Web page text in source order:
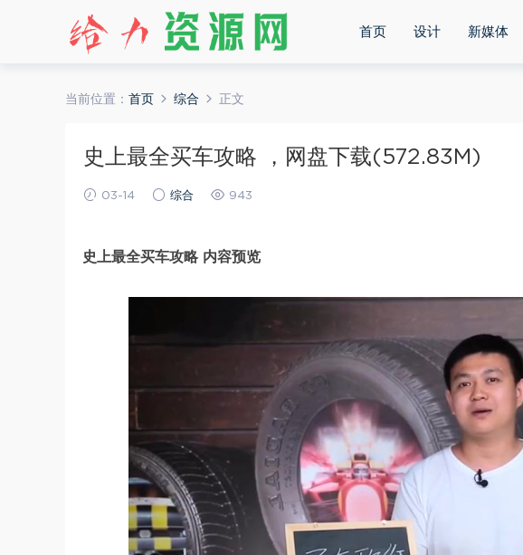
首页 设计 新媒体
当前位置： 首页 综合 正文
史上最全买车攻略 ，网盘下载(572.83M)
03-14 综合 943
史上最全买车攻略 内容预览